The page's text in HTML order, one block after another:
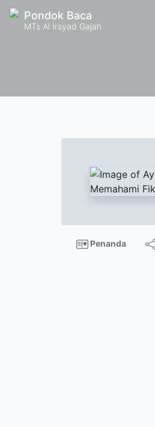
Pondok Baca
MTs Al Irsyad Gajah
Penanda